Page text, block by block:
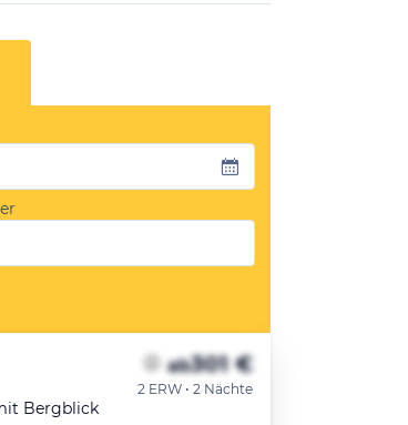
Bergblick
ab301 €
2 ERW • 2 Nächte